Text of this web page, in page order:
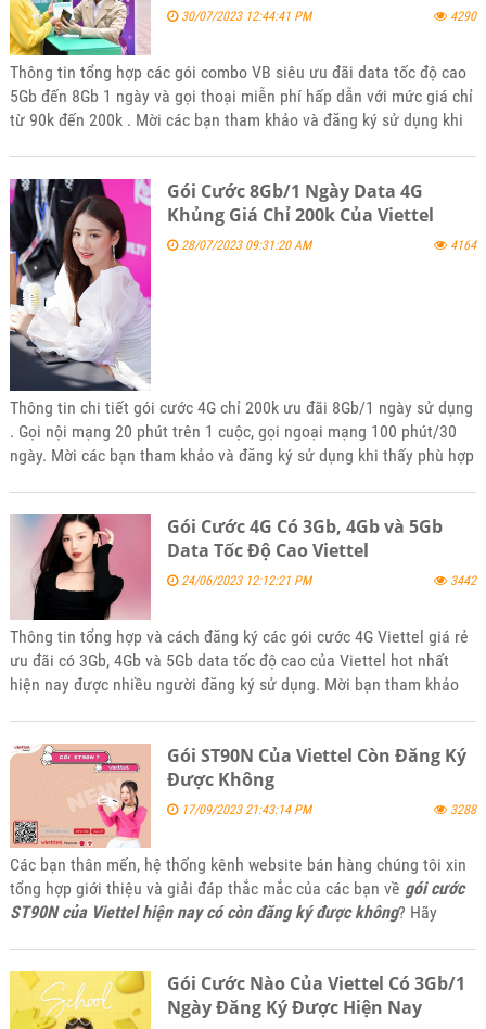
30/07/2023 12:44:41 PM 4290
Thông tin tổng hợp các gói combo VB siêu ưu đãi data tốc độ cao
5Gb đến 8Gb 1 ngày và gọi thoại miễn phí hấp dẫn với mức giá chỉ
từ 90k đến 200k . Mời các bạn tham khảo và đăng ký sử dụng khi
Gói Cước 8Gb/1 Ngày Data 4G
Khủng Giá Chỉ 200k Của Viettel
28/07/2023 09:31:20 AM 4164
Thông tin chi tiết gói cước 4G chỉ 200k ưu đãi 8Gb/1 ngày sử dụng
. Gọi nội mạng 20 phút trên 1 cuộc, gọi ngoại mạng 100 phút/30
ngày. Mời các bạn tham khảo và đăng ký sử dụng khi thấy phù hợp
Gói Cước 4G Có 3Gb, 4Gb và 5Gb
Data Tốc Độ Cao Viettel
24/06/2023 12:12:21 PM 3442
Thông tin tổng hợp và cách đăng ký các gói cước 4G Viettel giá rẻ
ưu đãi có 3Gb, 4Gb và 5Gb data tốc độ cao của Viettel hot nhất
hiện nay được nhiều người đăng ký sử dụng. Mời bạn tham khảo
Gói ST90N Của Viettel Còn Đăng Ký
Được Không
17/09/2023 21:43:14 PM 3288
Các bạn thân mến, hệ thống kênh website bán hàng chúng tôi xin
tổng hợp giới thiệu và giải đáp thắc mắc của các bạn về gói cước
ST90N của Viettel hiện nay có còn đăng ký được không? Hãy
Gói Cước Nào Của Viettel Có 3Gb/1
Ngày Đăng Ký Được Hiện Nay